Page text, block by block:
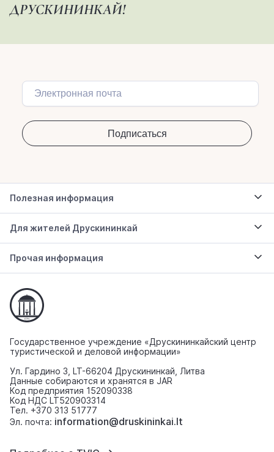
ДРУСКИНИНКАЙ!
Полезная информация
Для жителей Друскининкай
Прочая информация
Государственное учреждение «Друскининкайский центр
туристической и деловой информации»
Ул. Гардино 3, LT-66204 Друскининкай, Литва
Данные собираются и хранятся в JAR
Код предприятия 152090338
Код НДС LT520903314
Тел. +370 313 51777
Эл. почта: information@druskininkai.lt